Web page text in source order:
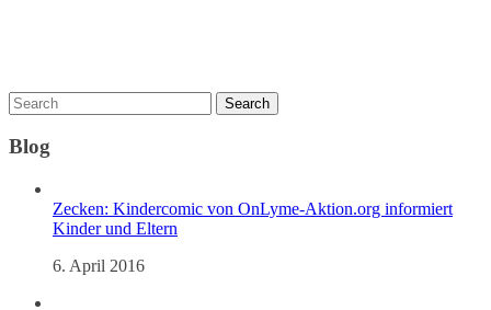
Blog
Zecken: Kindercomic von OnLyme-Aktion.org informiert
Kinder und Eltern
6. April 2016